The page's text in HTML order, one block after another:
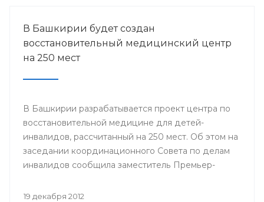
В Башкирии будет создан
восстановительный медицинский центр
на 250 мест
В Башкирии разрабатывается проект центра по
восстановительной медицине для детей-
инвалидов, рассчитанный на 250 мест. Об этом на
заседании координационного Совета по делам
инвалидов сообщила заместитель Премьер-
Башкортостан Лилия Гумерова.
19 декабря 2012